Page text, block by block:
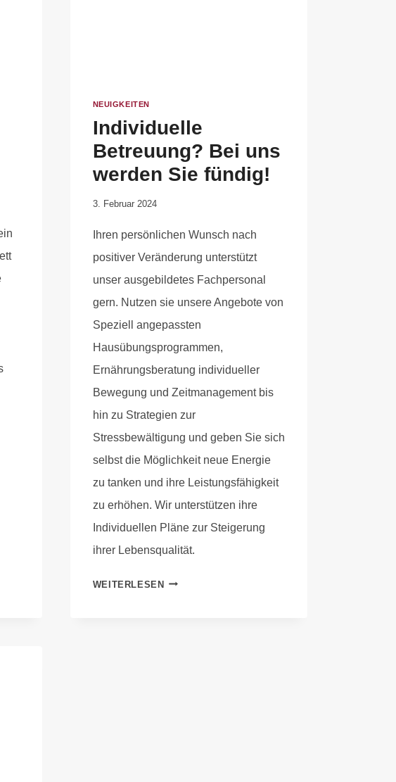
NEUIGKEITEN
Individuelle
Betreuung? Bei uns
werden Sie fündig!
Von
Krause
3. Februar 2024
Ihren persönlichen Wunsch nach
positiver Veränderung unterstützt
unser ausgebildetes Fachpersonal
gern. Nutzen sie unsere Angebote von
Speziell angepassten
Hausübungsprogrammen,
Ernährungsberatung individueller
Bewegung und Zeitmanagement bis
hin zu Strategien zur
Stressbewältigung und geben Sie sich
selbst die Möglichkeit neue Energie
zu tanken und ihre Leistungsfähigkeit
zu erhöhen. Wir unterstützen ihre
Individuellen Pläne zur Steigerung
ihrer Lebensqualität.
WEITERLESEN